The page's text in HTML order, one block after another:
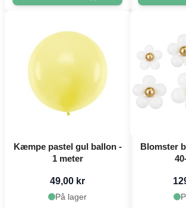
Kæmpe pastel gul ballon -
1 meter
49,00 kr
På lager
Blomster